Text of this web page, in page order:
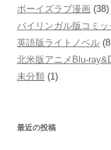
ボーイズラブ漫画 (38)
バイリンガル版コミッ
英語版ライトノベル
北米版アニメBlu-
未分類 (1)
最近の投稿